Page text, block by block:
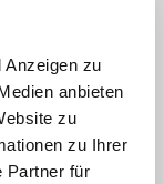
Anzeigen zu
anbieten
zu
zu Ihrer
Partner für
sprach
im
Tito